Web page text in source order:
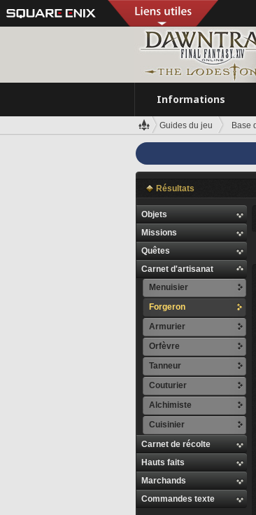
Informations
Guides du jeu Base
Résultats
Objets
Missions
Quêtes
Carnet d'artisanat
Menuisier
Forgeron
Armurier
Orfèvre
Tanneur
Couturier
Alchimiste
Cuisinier
Carnet de récolte
Hauts faits
Marchands
Commandes texte